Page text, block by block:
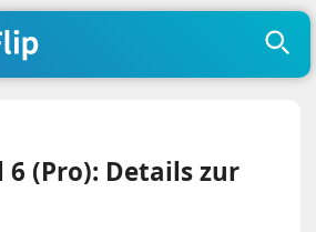
6 (Pro): Details zur